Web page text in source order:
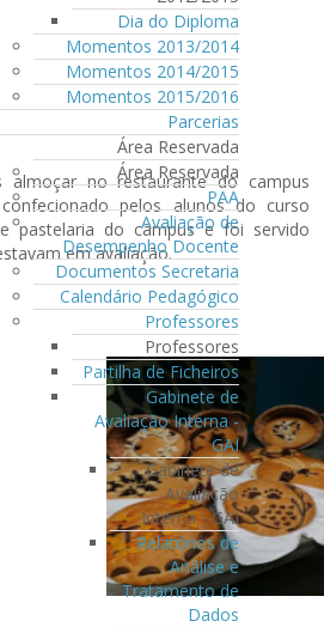
Dia do Diploma
Momentos 2013/2014
Momentos 2014/2015
Momentos 2015/2016
Parcerias
Área Reservada
Área Reservada
PAA
Avaliação de
Desempenho Docente
Documentos Secretaria
Calendário Pedagógico
Professores
Professores
Partilha de Ficheiros
Gabinete de
Avaliação Interna -
GAI
Gabinete de
Avaliação
Interna - GAI
Relatórios de
Análise e
Tratamento de
Dados
no restaurante do campus
pelos alunos do curso
pastelaria do campus e foi servido
em avaliação.